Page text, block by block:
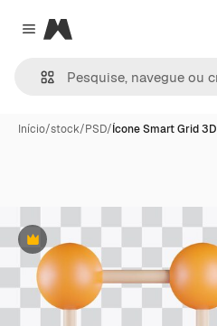
Close menu
Magnific
Início/stock/PSD/Ícone Smart Grid 3D
Premium